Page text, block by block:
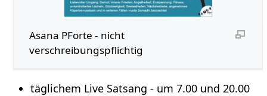
Asana PForte - nicht
verschreibungspflichtig
täglichem Live Satsang - um 7.00 und 20.00